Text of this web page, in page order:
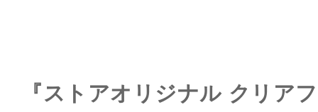
『ストアオリジナル クリア